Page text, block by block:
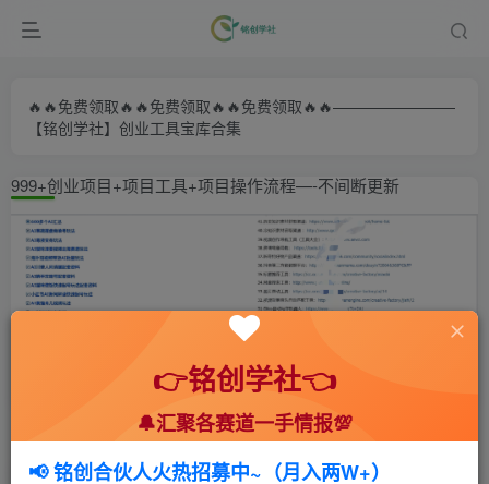
🔥🔥免费领取🔥🔥免费领取🔥🔥免费领取🔥🔥————————
【铭创学社】创业工具宝库合集
999+创业项目+项目工具+项目操作流程—-不间断更新
首页 🍻会员专享 💥实战拆解 正文
👉铭创学社👈
🔔汇聚各赛道一手情报💯
📢 铭创合伙人火热招募中~（月入两W+）